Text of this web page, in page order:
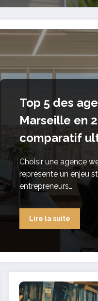
et droits
Top 5 des
Marseille en
comparatif
booster votre
Choisir une agence
représente un enjeu
entrepreneurs…
Lire la suite